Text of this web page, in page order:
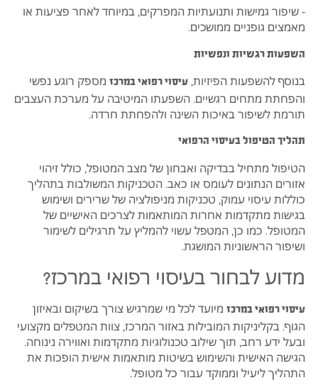
- שיפור גמישות ותנועתיות המפרקים, במיוחד לאחר פציעות או
מאמצים גופניים ממושכים.
השפעות רגשיות ונפשיות
בנוסף להשפעות הפיזיות, עיסוי רפואי במרכזמספק רוגע נפשי
והפחתת מתחים רגשיים. השפעתו המיטיבה על מערכת העצבים
תורמת לשיפור באיכות השינה ולהפחתת חרדה.
תהליך הטיפול בעיסוי הרפואי
הטיפול מתחיל בבדיקה ואבחון של מצב המטופל, כולל זיהוי
אזורים הנתונים לעומס או כאב. הטכניקות המשולבות בתהליך
כוללות עיסוי עמוק, טכניקות מניפולציה של שרירים ושימוש
בגישות מתקדמות אחרות המותאמות לצרכים האישיים של
המטופל. כמו כן, המטפל עשוי להמליץ על תרגילים לשימור
ושיפור הראשוניות המושגת.
מדוע לבחור בעיסוי רפואי במרכז?
עיסוי רפואי במרכזמיועד לכל מי שמרגיש צורך בשיקום ובאיזון
הגוף. בקליניקות המובילות באזור המרכז, צוות המטפלים מקצועי
ובעל ידע רחב, תוך שילוב טכנולוגיות מתקדמות ואווירה נינוחה.
הגישה האישית והשימוש בשיטות מותאמות אישית הופכות את
התהליך ליעיל וממוקד עבור כל מטופל.